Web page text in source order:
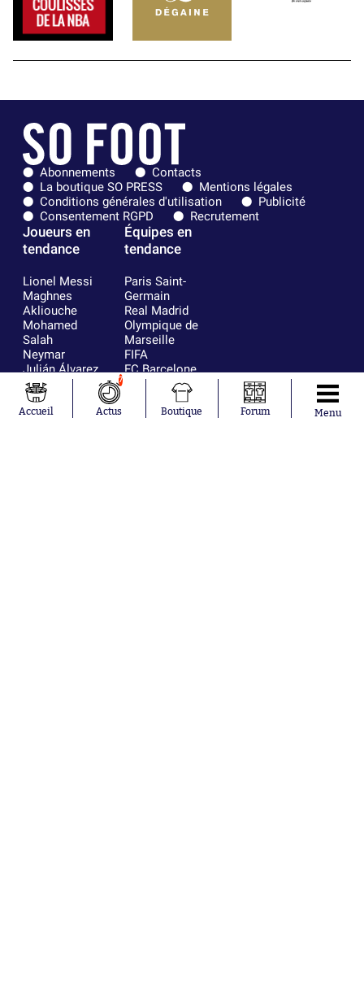
Abonnements
Contacts
La boutique SO PRESS
Mentions légales
Conditions générales d'utilisation
Publicité
Consentement RGPD
Recrutement
Joueurs en
tendance
Lionel Messi
Maghnes
Akliouche
Mohamed
Salah
Neymar
Julián Álvarez
Ferrán Torres
Kilian Corredor
Franco
Équipes en
tendance
Paris Saint-
Germain
Real Madrid
Olympique de
Marseille
FIFA
FC Barcelone
Argentine
Olympique
lyonnais
Accueil
7
Actus Boutique Forum Menu